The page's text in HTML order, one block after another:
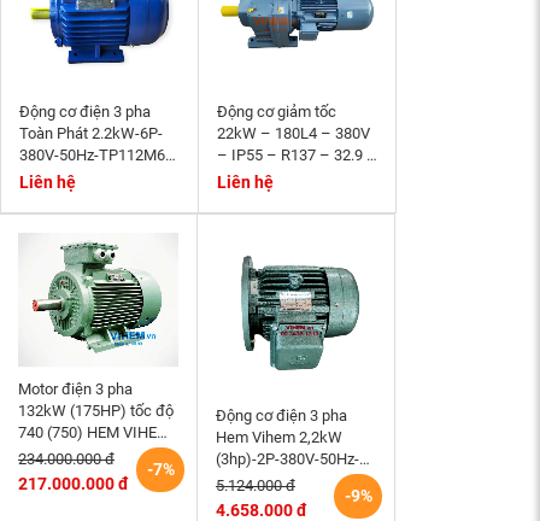
Động cơ điện 3 pha
Toàn Phát 2.2kW-6P-
380V-50Hz-TP112M6-
B3- tốc độ 940~1000
Liên hệ
Động cơ giảm tốc
22kW – 180L4 – 380V
– IP55 – R137 – 32.9 –
Momen phanh 200Nm
Liên hệ
Motor điện 3 pha
132kW (175HP) tốc độ
740 (750) HEM VIHEM
(Việt Hung) điện cơ Hà
Nội
-7%
234.000.000 đ
217.000.000 đ
Động cơ điện 3 pha
Hem Vihem 2,2kW
(3hp)-2P-380V-50Hz-
3K100S2-B5- tốc độ
2860~3000 r/min (kiểu
-9%
5.124.000 đ
4.658.000 đ